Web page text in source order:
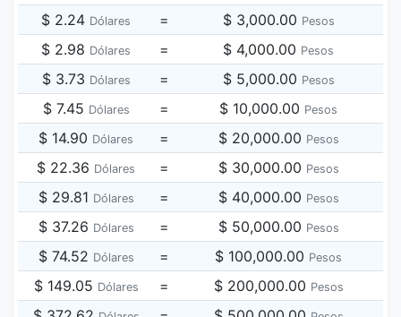
$ 2.24 Dólares = $ 3,000.00 Pesos
$ 2.98 Dólares = $ 4,000.00 Pesos
$ 3.73 Dólares = $ 5,000.00 Pesos
$ 7.45 Dólares = $ 10,000.00 Pesos
$ 14.90 Dólares = $ 20,000.00 Pesos
$ 22.36 Dólares = $ 30,000.00 Pesos
$ 29.81 Dólares = $ 40,000.00 Pesos
$ 37.26 Dólares = $ 50,000.00 Pesos
$ 74.52 Dólares = $ 100,000.00 Pesos
$ 149.05 Dólares = $ 200,000.00 Pesos